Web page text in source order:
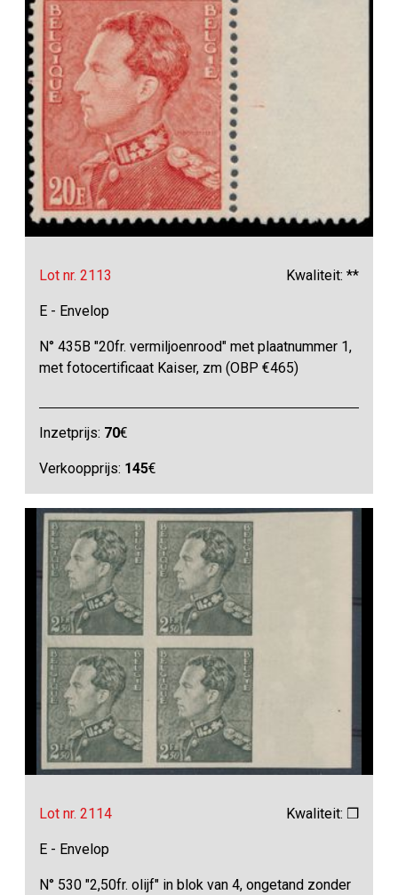
Lot nr. 2113 Kwaliteit: **
E - Envelop
N° 435B "20fr. vermiljoenrood" met plaatnummer 1,
met fotocertificaat Kaiser, zm (OBP €465)
Inzetprijs: 70€
Verkoopprijs: 145€
Lot nr. 2114 Kwaliteit: ❒
E - Envelop
N° 530 "2,50fr. olijf" in blok van 4, ongetand zonder